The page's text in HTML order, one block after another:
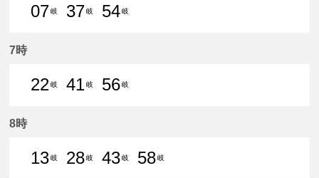
07岐
37岐
54岐
7時
22岐
41岐
56岐
8時
13岐
28岐
43岐
58岐